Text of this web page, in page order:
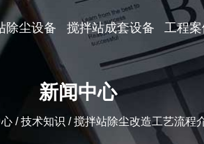
除尘设备 搅拌站成套设备 工程
新闻中心
/技术知识 /搅拌站除尘改造工艺流程